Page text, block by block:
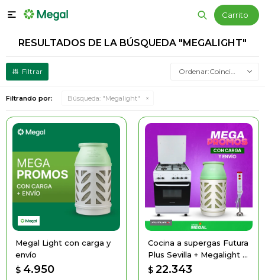

RESULTADOS DE LA BÚSQUEDA "MEGALIGHT"
Coincidencia
Filtrando por: Búsqueda: "Megalight"
Megal Light con carga y
envío
$ 4.950
Cocina a supergas Futura
Plus Sevilla + Megalight +
Mixer de Regalo
$ 22.343